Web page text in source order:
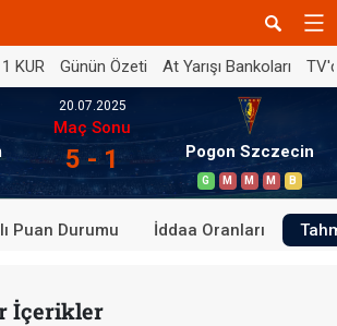
KUR Günün Özeti At Yarışı Bankoları
20.07.2025
Maç Sonu
5 - 1 Pogon Szczecin
G M M M B
Puan Durumu İddaa Oranları
İçerikler